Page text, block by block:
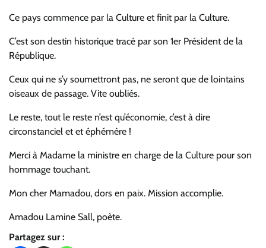
Ce pays commence par la Culture et finit par la Culture.
C’est son destin historique tracé par son 1er Président de la
République.
Ceux qui ne s’y soumettront pas, ne seront que de lointains
oiseaux de passage. Vite oubliés.
Le reste, tout le reste n’est qu’économie, c’est à dire
circonstanciel et et éphémère !
Merci à Madame la ministre en charge de la Culture pour son
hommage touchant.
Mon cher Mamadou, dors en paix. Mission accomplie.
Amadou Lamine Sall, poète.
Partagez sur :